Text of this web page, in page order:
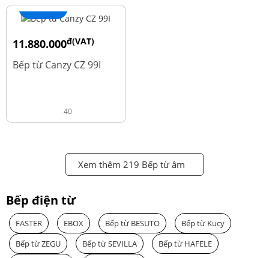
+ Thêm
11.880.000đ(VAT)
13.980.000
Bếp từ Canzy CZ 99I
40
Xem thêm 219 Bếp từ âm
Bếp điện từ
FASTER EBOX Bếp từ BESUTO
Bếp từ Kucy
Bếp từ ZEGU
Bếp từ SEVILLA
Bếp từ HAFELE